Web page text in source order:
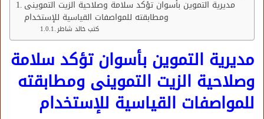
مديرية التموين بأسوان تؤكد سلامة وصلاحية الزيت التموينى
ومطابقته للمواصفات القياسية للإستخدام
كتب خالد شاطر
مديرية التموين بأسوان تؤكد سلامة
وصلاحية الزيت التموينى ومطابقته
للمواصفات القياسية للإستخدام